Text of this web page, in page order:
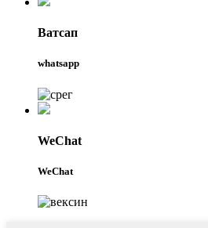
Ватсап
whatsapp
WeChat
WeChat